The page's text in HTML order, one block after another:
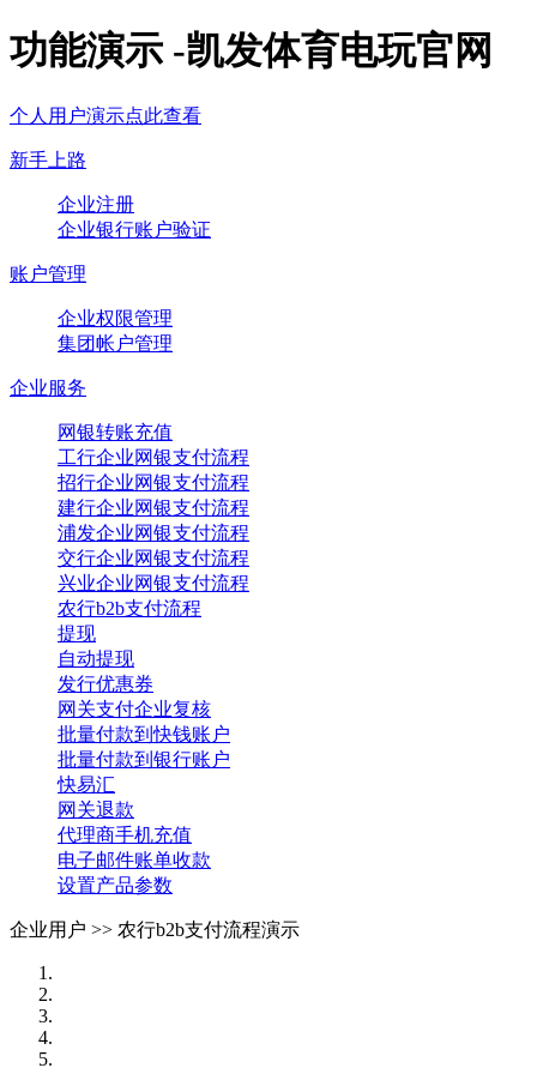
功能演示 -凯发体育电玩官网
个人用户演示点此查看
新手上路
企业注册
企业银行账户验证
账户管理
企业权限管理
集团帐户管理
企业服务
网银转账充值
工行企业网银支付流程
招行企业网银支付流程
建行企业网银支付流程
浦发企业网银支付流程
交行企业网银支付流程
兴业企业网银支付流程
农行b2b支付流程
提现
自动提现
发行优惠券
网关支付企业复核
批量付款到快钱账户
批量付款到银行账户
快易汇
网关退款
代理商手机充值
电子邮件账单收款
设置产品参数
企业用户 >> 农行b2b支付流程演示